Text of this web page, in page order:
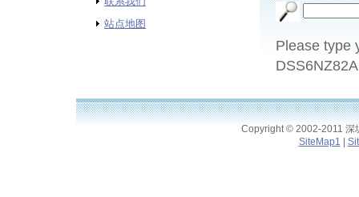
站点地图
Please type
Copyright © 2002-2011 深
SiteMap1 |